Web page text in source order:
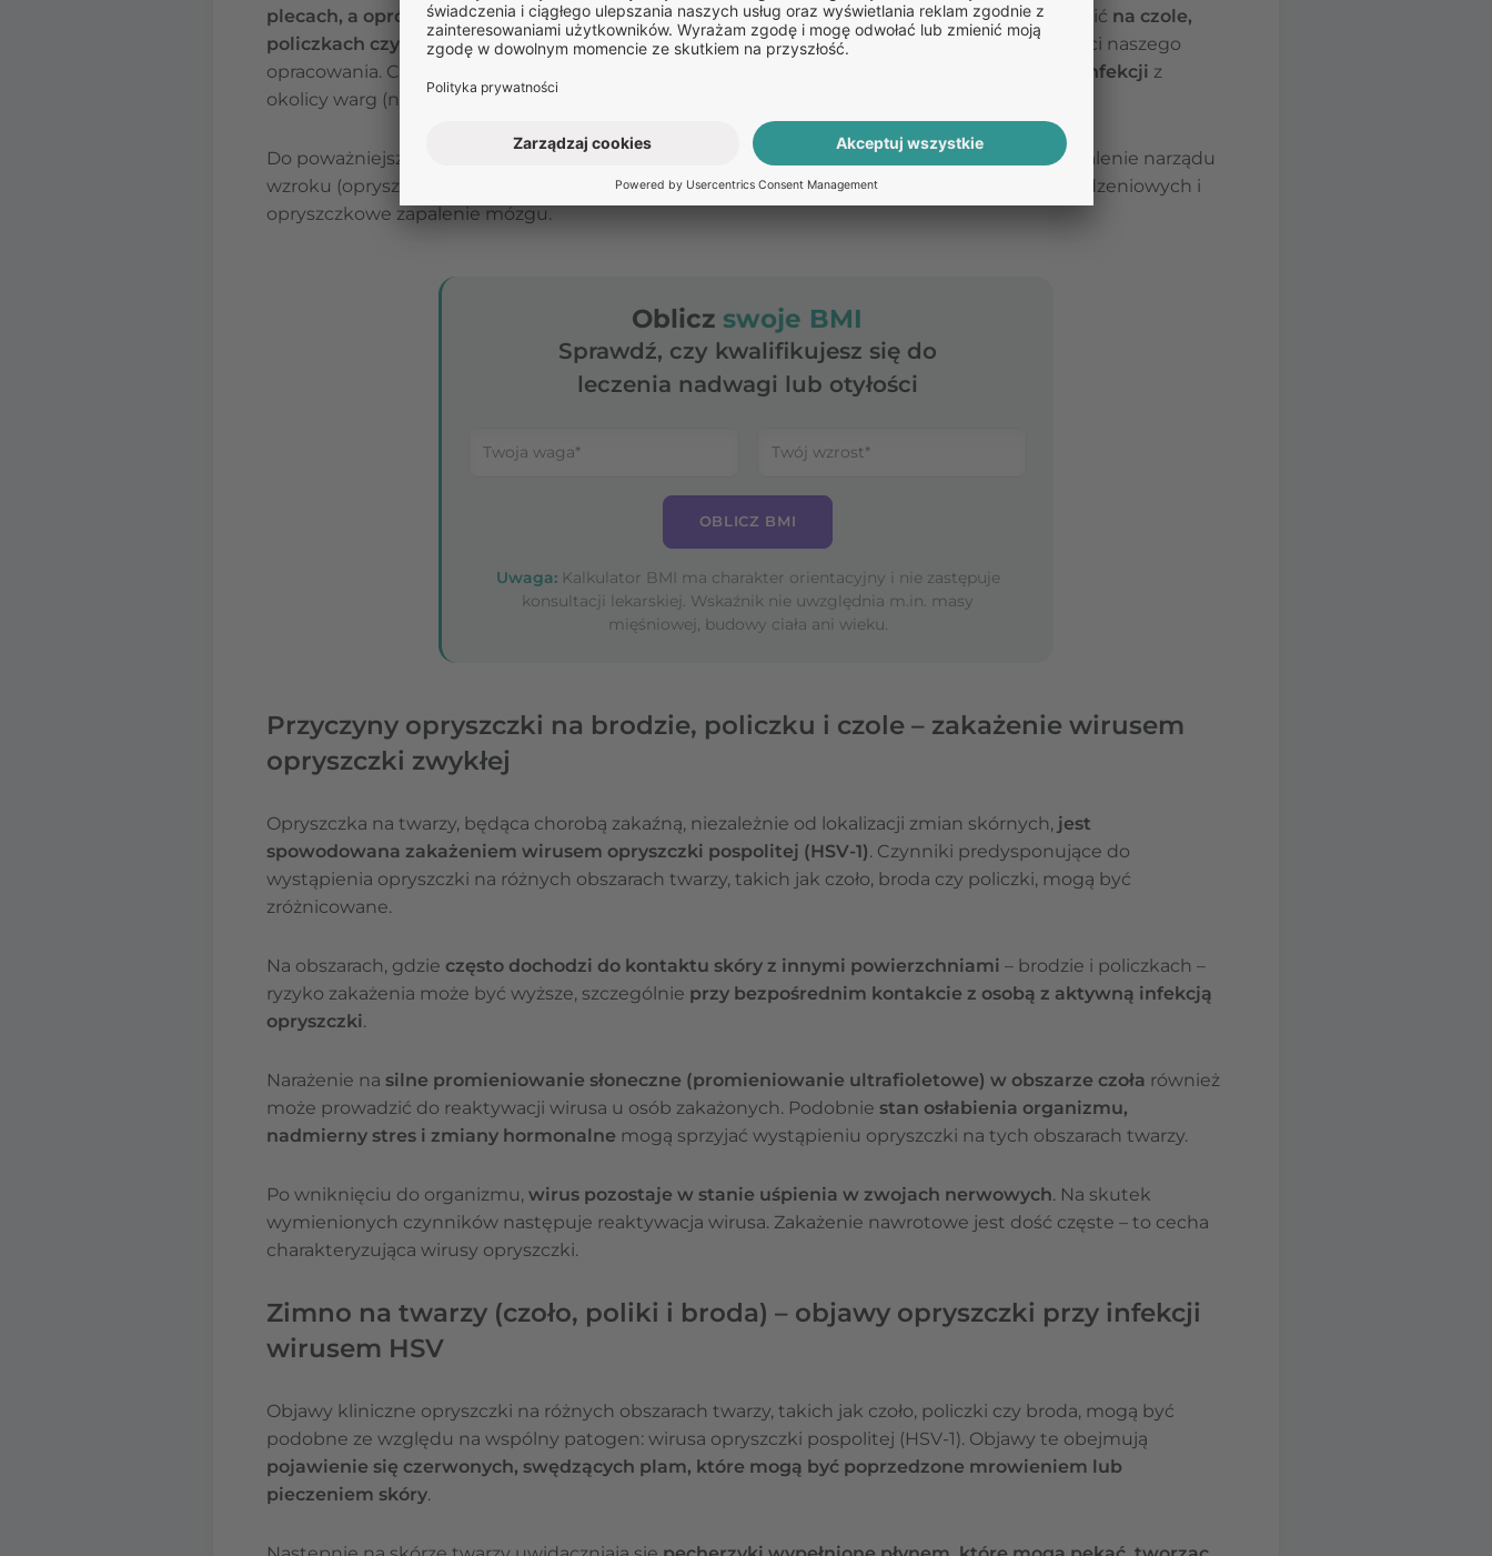
plecach, a oprócz tego również w okolic ud. U niektórych pacjentów zmiany mogą się pojawić na czole,
policzkach czy brodzie – to właśnie tym postaciom zimna przyjrzymy się bliżej w dalszej części naszego
opracowania. Często
opryszczka na całej twarzy pojawia się na skutek rozprzestrzenienia infekcji z
okolicy warg (na skutek dotykania lub drapania zmian).
Do poważniejszych komplikacji wywołanych przez wirus opryszczki należy opryszczkowe zapalenie narządu
wzroku (opryszczka narządu wzroku), a w skrajnych przypadkach zapalenie opon mózgowo-rdzeniowych i
opryszczkowe zapalenie mózgu.
Obliczswoje BMI
Sprawdź, czy kwalifikujesz się do
leczenia nadwagi lub otyłości
OBLICZ BMI
Uwaga:Kalkulator BMI ma charakter orientacyjny i nie zastępuje
konsultacji lekarskiej. Wskaźnik nie uwzględnia m.in. masy
mięśniowej, budowy ciała ani wieku.
Przyczyny opryszczki na brodzie, policzku i czole – zakażenie wirusem
opryszczki zwykłej
Opryszczka na twarzy, będąca chorobą zakaźną, niezależnie od lokalizacji zmian skórnych, jest
spowodowana zakażeniem wirusem opryszczki pospolitej (HSV-1). Czynniki predysponujące do
wystąpienia opryszczki na różnych obszarach twarzy, takich jak czoło, broda czy policzki, mogą być
zróżnicowane.
Na obszarach, gdzie często dochodzi do kontaktu skóry z innymi powierzchniami – brodzie i policzkach –
ryzyko zakażenia może być wyższe, szczególnie przy bezpośrednim kontakcie z osobą z aktywną infekcją
opryszczki.
Narażenie na silne promieniowanie słoneczne (promieniowanie ultrafioletowe) w obszarze czoła również
może prowadzić do reaktywacji wirusa u osób zakażonych. Podobnie stan osłabienia organizmu,
nadmierny stres i zmiany hormonalne mogą sprzyjać wystąpieniu opryszczki na tych obszarach twarzy.
Po wniknięciu do organizmu, wirus pozostaje w stanie uśpienia w zwojach nerwowych. Na skutek
wymienionych czynników następuje reaktywacja wirusa. Zakażenie nawrotowe jest dość częste – to cecha
charakteryzująca wirusy opryszczki.
Zimno na twarzy (czoło, poliki i broda) – objawy opryszczki przy infekcji
wirusem HSV
Objawy kliniczne opryszczki na różnych obszarach twarzy, takich jak czoło, policzki czy broda, mogą być
podobne ze względu na wspólny patogen: wirusa opryszczki pospolitej (HSV-1). Objawy te obejmują
pojawienie się czerwonych, swędzących plam, które mogą być poprzedzone mrowieniem lub
pieczeniem skóry.